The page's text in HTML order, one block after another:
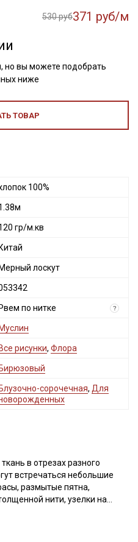
530 руб371 руб/м
но вы можете подобрать
ниже
ТОВАР
100%
гр/м.кв
Китай
Мерный лоскут
Рвем по нитке ?
Муслин
Все рисунки, Флора
Бирюзовый
Блузочно-сорочечная, Для
в отрезах разного
встречаться небольшие
размытые пятна,
нити, узелки на
сбоя в переплетении,
Купава
дополнительные
до 30% на узкие
тканей
рекламных и